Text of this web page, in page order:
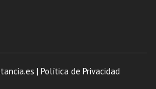
| Política de Privacidad